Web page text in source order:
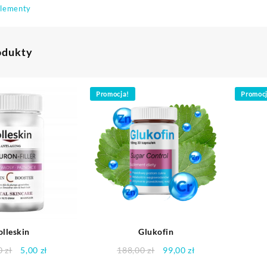
zł
Pierwotna
5,00 zł
Promocja!
Glukofin
188,00zł
Pierwotna
99,00zł